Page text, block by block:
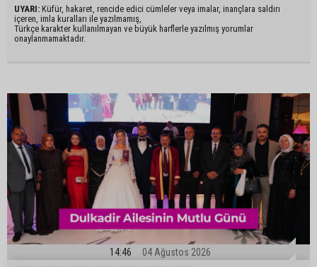
UYARI: Küfür, hakaret, rencide edici cümleler veya imalar, inançlara saldırı
içeren, imla kuralları ile yazılmamış,
Türkçe karakter kullanılmayan ve büyük harflerle yazılmış yorumlar
onaylanmamaktadır.
14:46 04 Ağustos 2026